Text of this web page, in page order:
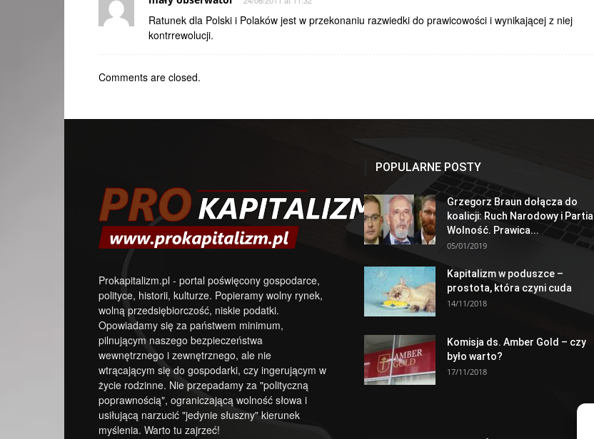
Ratunek dla Polski i Polaków jest w przekonaniu razwiedki do prawicowości i wynikającej z niej
kontrrewolucji.
Comments are closed.
Prokapitalizm.pl - portal poświęcony gospodarce,
polityce, historii, kulturze. Popieramy wolny rynek,
wolną przedsiębiorczość, niskie podatki.
Opowiadamy się za państwem minimum,
pilnującym naszego bezpieczeństwa
wewnętrznego i zewnętrznego, ale nie
wtrącającym się do gospodarki, czy ingerującym w
życie rodzinne. Nie przepadamy za "polityczną
poprawnością", ograniczającą wolność słowa i
usiłującą narzucić "jedynie słuszny" kierunek
myślenia. Warto tu zajrzeć!
POPULARNE POSTY
Grzegorz Braun dołącza do
koalicji: Ruch Narodowy i Partia
Wolność. Prawica...
05/01/2019
Kapitalizm w poduszce –
prostota, która czyni cuda
14/11/2018
Komisja ds. Amber Gold – czy
było warto?
17/11/2018